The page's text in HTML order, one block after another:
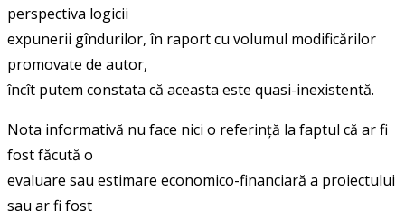
perspectiva logicii
expunerii gîndurilor, în raport cu volumul modificărilor
promovate de autor,
încît putem constata că aceasta este quasi-inexistentă.
Nota informativă nu face nici o referință la faptul că ar fi
fost făcută o
evaluare sau estimare economico-financiară a proiectului
sau ar fi fost